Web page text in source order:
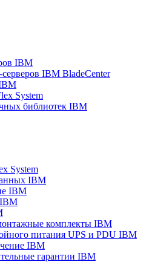
IBM
IBM BladeCenter
System
библиотек IBM
System
IBM
IBM
комплекты IBM
питания UPS и PDU IBM
IBM
гарантии IBM